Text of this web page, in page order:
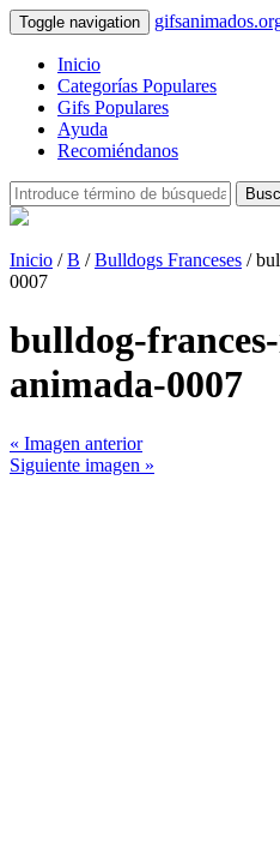
Toggle navigation
Inicio
Categorías Populares
Gifs Populares
Ayuda
Recomiéndanos
Inicio /B /Bulldogs Franceses /
0007
bulldog-
animada-0007
« Imagen anterior
Siguiente imagen »